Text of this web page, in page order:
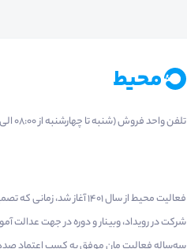
تلفن واحد فروش (شنبه تا چهارشنبه از 08:00 الی 17:00)
فعالیت محیط از سال
شرکت در رویداد، وبینار و دوره در جهت